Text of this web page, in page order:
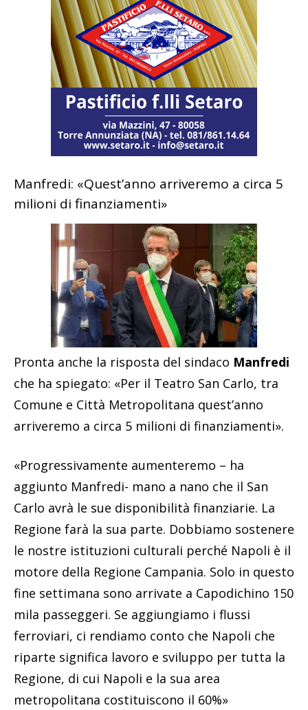
Manfredi: «Quest’anno arriveremo a circa 5
milioni di finanziamenti»
Pronta anche la risposta del sindaco Manfredi
che ha spiegato: «Per il Teatro San Carlo, tra
Comune e Città Metropolitana quest’anno
arriveremo a circa 5 milioni di finanziamenti».
«Progressivamente aumenteremo – ha
aggiunto Manfredi- mano a nano che il San
Carlo avrà le sue disponibilità finanziarie. La
Regione farà la sua parte. Dobbiamo sostenere
le nostre istituzioni culturali perché Napoli è il
motore della Regione Campania. Solo in questo
fine settimana sono arrivate a Capodichino 150
mila passeggeri. Se aggiungiamo i flussi
ferroviari, ci rendiamo conto che Napoli che
riparte significa lavoro e sviluppo per tutta la
Regione, di cui Napoli e la sua area
metropolitana costituiscono il 60%»